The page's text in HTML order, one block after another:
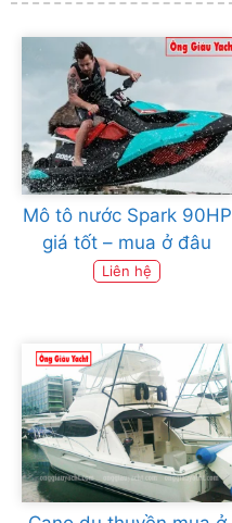
Mô tô nước Spark 90HP
giá tốt – mua ở đâu
Liên hệ